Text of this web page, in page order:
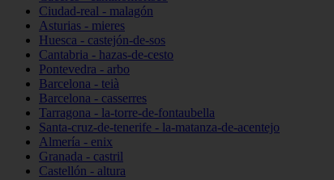
Ciudad-real - malagón
Asturias - mieres
Huesca - castejón-de-sos
Cantabria - hazas-de-cesto
Pontevedra - arbo
Barcelona - teià
Barcelona - casserres
Tarragona - la-torre-de-fontaubella
Santa-cruz-de-tenerife - la-matanza-de-acentejo
Almería - enix
Granada - castril
Castellón - altura